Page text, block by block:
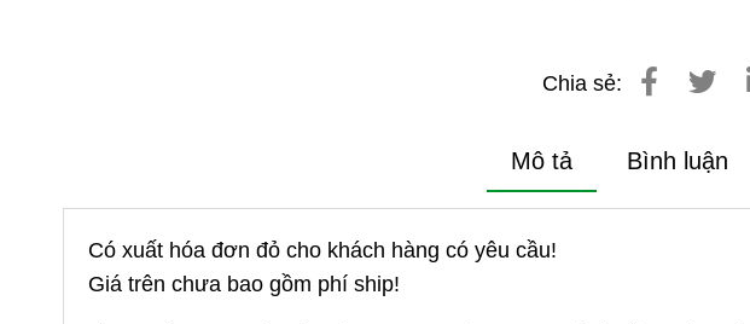
Chia sẻ:
Mô tả Bình luận
Có xuất hóa đơn đỏ cho khách hàng có yêu cầu!
Giá trên chưa bao gồm phí ship!